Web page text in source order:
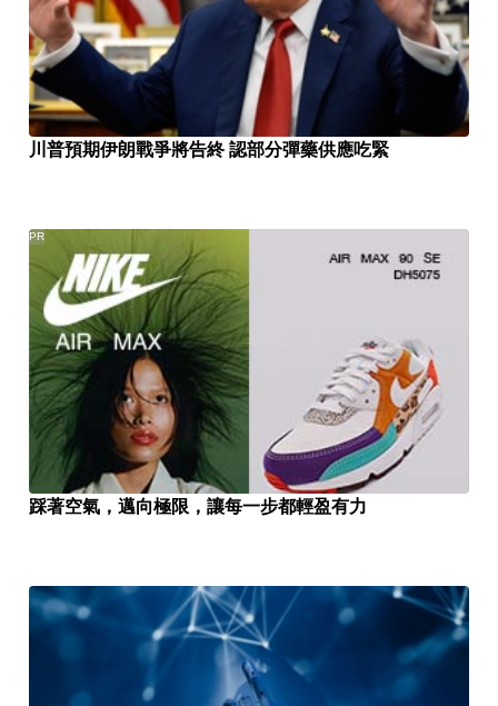
川普預期伊朗戰爭將告終 認部分彈藥供應吃緊
踩著空氣，邁向極限，讓每一步都輕盈有力
PR